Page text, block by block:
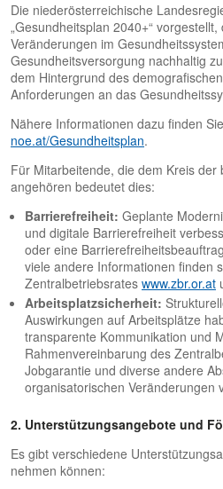
Die niederösterreichische
„Gesundheitsplan 2040+“
Veränderungen im
Gesundheitsversorgung nachhaltig
dem Hintergrund des
Anforderungen an das
Nähere Informationen dazu finden
noe.at/Gesundheitsplan.
Für Mitarbeitende, die dem Kreis der
angehören bedeutet dies:
Barrierefreiheit: Geplante
und digitale Barrierefreiheit
oder eine
viele andere Informationen finden
Zentralbetriebsrates www.zbr.or.at
Arbeitsplatzsicherheit:
Auswirkungen auf Arbeitsplätze
transparente Kommunikation und
Rahmenvereinbarung des
Jobgarantie und diverse andere
organisatorischen Veränderungen
2. Unterstützungsangebote und
Es gibt verschiedene
nehmen können: